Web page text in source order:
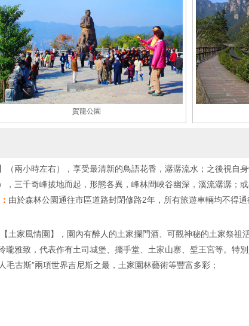
賀龍公園
（兩小時左右），享受最清新的鳥語花香，潺潺流水；之後視自
三千奇峰拔地而起，形態各異，峰林間峽谷幽深，溪流潺潺；
由於森林公園通往市區道路封閉修路2年，所有旅遊車輛均不得
家風情園】，園內有醉人的土家攔門酒、可觀神秘的土家祭祖
雅致，代表作有土司城堡、擺手堂、土家山寨、垕王宮等。特
古斯”兩項世界吉尼斯之最，土家園林藝術等豐富多彩；